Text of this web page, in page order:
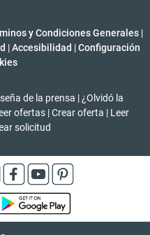
y Condiciones Generales |
| Accesibilidad | Configuración
de la prensa | ¿Olvidó la
ofertas | Crear oferta | Leer
solicitud